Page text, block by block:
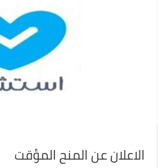
الاعلان عن المنح المؤقت